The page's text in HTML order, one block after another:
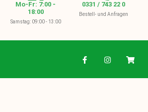
Mo-Fr: 7:00 -
18:00
Samstag: 09:00 - 13:00
0331 / 743 22 0
Bestell- und Anfragen